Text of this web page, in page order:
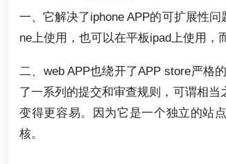
一、它解决了iphone APP的可扩展性
ne上使用，也可以在平板ipad上使用，
二、web APP也绕开了APP store严格
了一系列的提交和审查规则，可谓相
变得更容易。因为它是一个独立的站
核。